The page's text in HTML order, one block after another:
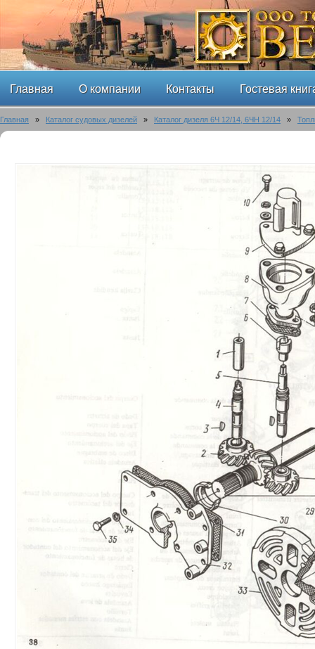
Главная О компании Контакты Гостевая
Главная » Каталог судовых дизелей » Каталог дизеля 6Ч 12/14, 6ЧН 12/14 »